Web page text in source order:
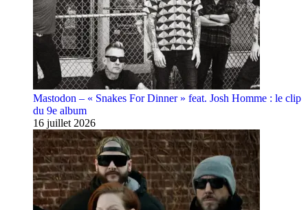
Mastodon – « Snakes For Dinner » feat. Josh Homme : le clip
du 9e album
16 juillet 2026